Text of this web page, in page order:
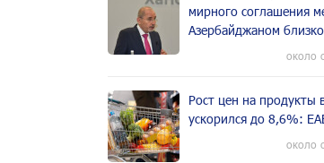
мирного соглашения
Азербайджаном близко
около
Рост цен на продукты
ускорился до 8,6%:
около